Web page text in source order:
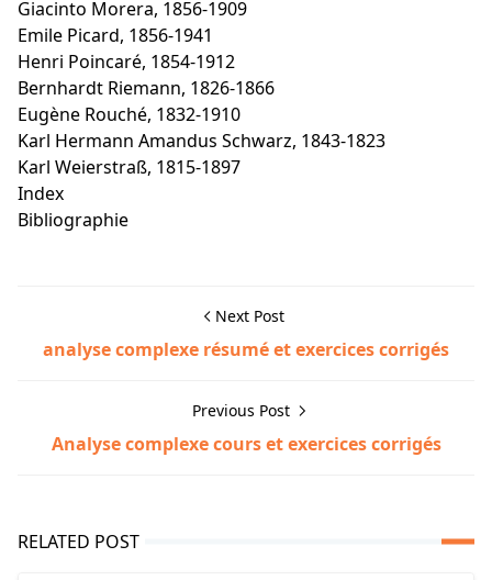
Giacinto Morera, 1856-1909
Emile Picard, 1856-1941
Henri Poincaré, 1854-1912
Bernhardt Riemann, 1826-1866
Eugène Rouché, 1832-1910
Karl Hermann Amandus Schwarz, 1843-1823
Karl Weierstraß, 1815-1897
Index
Bibliographie
Next Post
analyse complexe résumé et exercices corrigés
Previous Post
Analyse complexe cours et exercices corrigés
RELATED POST